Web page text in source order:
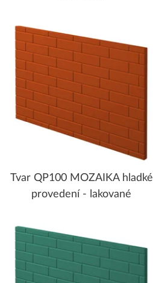
Tvar QP100 MOZAIKA hladké
provedení - lakované